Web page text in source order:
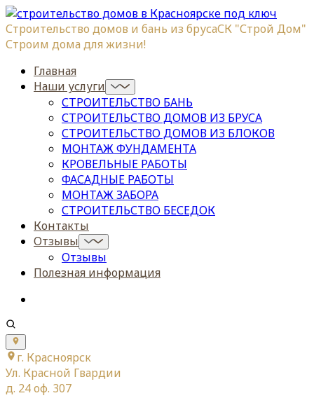
Строительство домов и бань из брусаСК "Строй Дом"
Строим дома для жизни!
Главная
Наши услуги
СТРОИТЕЛЬСТВО БАНЬ
СТРОИТЕЛЬСТВО ДОМОВ ИЗ БРУСА
СТРОИТЕЛЬСТВО ДОМОВ ИЗ БЛОКОВ
МОНТАЖ ФУНДАМЕНТА
КРОВЕЛЬНЫЕ РАБОТЫ
ФАСАДНЫЕ РАБОТЫ
МОНТАЖ ЗАБОРА
СТРОИТЕЛЬСТВО БЕСЕДОК
Контакты
Отзывы
Отзывы
Полезная информация
г. Красноярск
Ул. Красной Гвардии
д. 24 оф. 307